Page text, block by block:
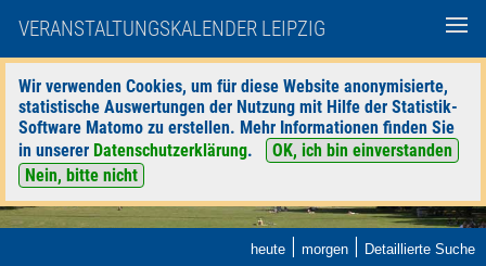
VERANSTALTUNGSKALENDER LEIPZIG
Wir verwenden Cookies, um für diese Website anonymisierte,
statistische Auswertungen der Nutzung mit Hilfe der Statistik-
Software Matomo zu erstellen. Mehr Informationen finden Sie
in unserer Datenschutzerklärung.
OK, ich bin einverstanden
Nein, bitte nicht
heute | morgen | Detaillierte Suche